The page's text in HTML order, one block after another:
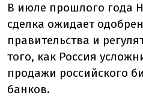
В июле прошлого года
сделка ожидает
правительства и
того, как Россия
продажи российского
банков.